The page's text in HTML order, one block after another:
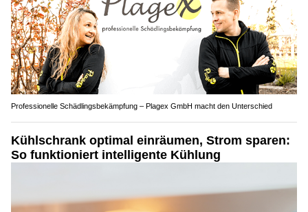
Professionelle Schädlingsbekämpfung – Plagex GmbH macht den Unterschied
Kühlschrank optimal einräumen, Strom sparen:
So funktioniert intelligente Kühlung